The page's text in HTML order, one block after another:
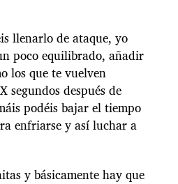
llenarlo de ataque, yo
poco equilibrado, añadir
los que te vuelven
segundos después de
podéis bajar el tiempo
enfriarse y así luchar a
y básicamente hay que